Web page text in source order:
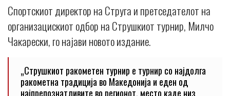
Спортскиот директор на Струга и претседателот на
организацискиот одбор на Струшкиот турнир, Милчо
Чакарески, го најави новото издание.
„Струшкиот ракометен турнир е турнир со најдолга
ракометна традиција во Македонија и еден од
најпрепознатливите во регионот, место каде низ